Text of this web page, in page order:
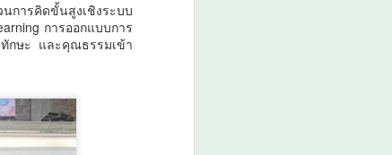
การคิดขั้นสูงเชิงระบบ
การออกแบบการ
ทักษะ และคุณธรรมเข้า